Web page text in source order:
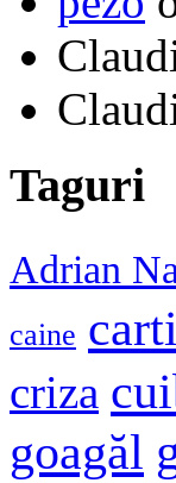
Taguri
Adrian
caine
criza
goagăl